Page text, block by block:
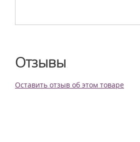
Отзывы
Оставить отзыв об этом товаре